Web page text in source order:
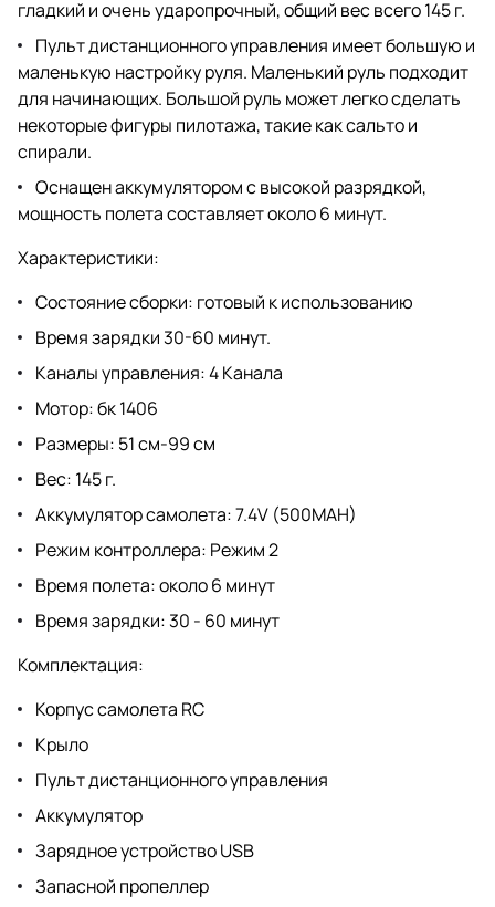
гладкий и очень ударопрочный, общий вес всего 145 г.
Пульт дистанционного управления имеет большую и
маленькую настройку руля. Маленький руль подходит
для начинающих. Большой руль может легко сделать
некоторые фигуры пилотажа, такие как сальто и
спирали.
Оснащен аккумулятором с высокой разрядкой,
мощность полета составляет около 6 минут.
Характеристики:
Состояние сборки: готовый к использованию
Время зарядки 30-60 минут.
Каналы управления: 4 Канала
Мотор: бк 1406
Размеры: 51 см-99 см
Вес: 145 г.
Аккумулятор самолета: 7.4V (500MAH)
Режим контроллера: Режим 2
Время полета: около 6 минут
Время зарядки: 30 - 60 минут
Комплектация:
Корпус самолета RC
Крыло
Пульт дистанционного управления
Аккумулятор
Зарядное устройство USB
Запасной пропеллер